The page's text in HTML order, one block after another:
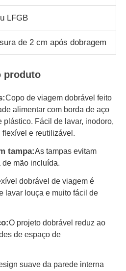
LFGB
de 2 cm após dobragem
produto
Copo de viagem dobrável feito
alimentar com borda de aço
plástico. Fácil de lavar, inodoro,
flexível e reutilizável.
tampa:As tampas evitam
de mão incluída.
dobrável de viagem é
lavar louça e muito fácil de
O projeto dobrável reduz ao
de espaço de
suave da parede interna